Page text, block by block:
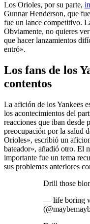
Los Orioles, por su parte,
Gunnar Henderson, que
fue un lance competitivo.
Obviamente, no quieres
que hacer lanzamientos
entró».
Los fans de los
contentos
La afición de los Yankees
los acontecimientos del
reacciones que iban desde
preocupación por la salud
Orioles», escribió un
bateador», añadió otro. El
importante fue un tema
sus problemas anteriores
Drill those
— life boring